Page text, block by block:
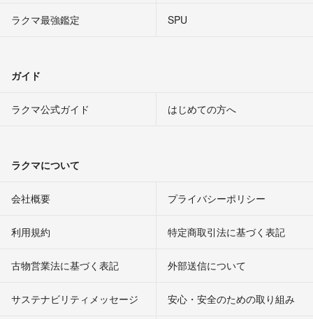
ラクマ最強鑑定
SPU
ガイド
ラクマ公式ガイド はじめての方へ
ラクマについて
会社概要 プライバシーポリシー
利用規約 特定商取引法に基づく表記
古物営業法に基づく表記 外部送信について
サステナビリティメッセージ 安心・安全のための取り組み